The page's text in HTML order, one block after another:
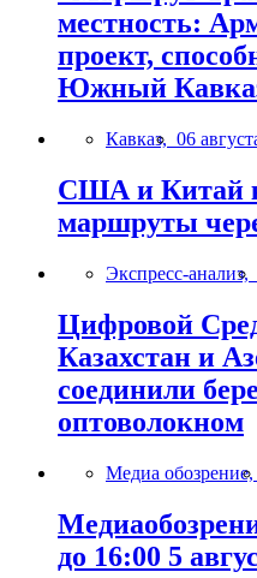
местность:
проект,
Южный
Кавказ, 06
США и Китай
маршруты
Экспресс-анализ,
Цифровой
Казахстан и
соединили
оптоволокном
Медиа обозрение,
до 16:00 5